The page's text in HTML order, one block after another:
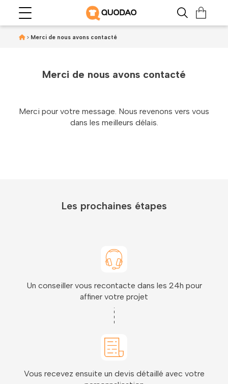
Merci de nous avons contacté
> Merci de nous avons contacté
Merci pour votre message. Nous revenons vers vous
dans les meilleurs délais.
Les prochaines étapes
Un conseiller vous recontacte dans les 24h pour
affiner votre projet
Vous recevez ensuite un devis détaillé avec votre